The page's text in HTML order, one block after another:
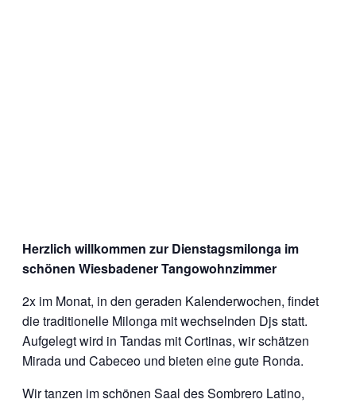
Herzlich willkommen zur Dienstagsmilonga im
schönen Wiesbadener Tangowohnzimmer
2x im Monat, in den geraden Kalenderwochen, findet
die traditionelle Milonga mit wechselnden Djs statt.
Aufgelegt wird in Tandas mit Cortinas, wir schätzen
Mirada und Cabeceo und bieten eine gute Ronda.
Wir tanzen im schönen Saal des Sombrero Latino,